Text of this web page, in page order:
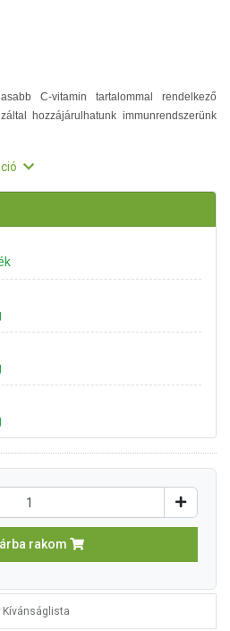
C-vitamin tartalommal rendelkező
hozzájárulhatunk immunrendszerünk
rakom
Kívánságlista